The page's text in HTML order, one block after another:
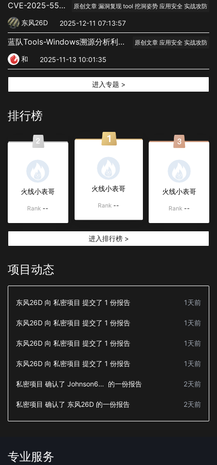
CVE-2025-55182 0day的利用技巧-过waf和shell踩坑 原创文章 漏洞复现 tool 挖洞姿势 应用安全 实战攻防
东风26D 2025-12-11 07:13:57
蓝队Tools-Windows溯源分析利器WinTracePro 原创文章 应用安全 实战攻防
和 2025-11-13 10:01:35
进入专题 >
排行榜
火线小表哥
Rank --
火线小表哥
Rank --
火线小表哥
Rank --
进入排行榜 >
项目动态
东风26D 向 私密项目 提交了 1 份报告 1天前
东风26D 向 私密项目 提交了 1 份报告 1天前
东风26D 向 私密项目 提交了 1 份报告 1天前
东风26D 向 私密项目 提交了 1 份报告 1天前
私密项目 确认了 Johnson666 的一份报告 2天前
私密项目 确认了 东风26D 的一份报告 2天前
专业服务